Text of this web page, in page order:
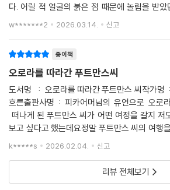
다. 어릴 적 얼굴의 붉은 점 때문에 놀림을 받
된 지금도 타인의 시선과 평가를 견디기 힘들어
w*******2 2026.03.14. 신고
종이책
오로라를 따라간 푸트만스씨
도서명 : 오로라를 따라간 푸트만스 씨작가명
흐른출판사명 : 피카어머님의 유언으로 오로
떠나게 된 푸트만스 씨가 어떤 여정을 갈지 저
보고 싶다고 했는데요정말 푸트만스 씨의 여행
났습니다호르트 푸르만스 씨는 47살의 미혼 그
매트리스'의 회계 업무를 25년 6개월 동
k*****s 2026.02.04. 신고
리뷰 전체보기